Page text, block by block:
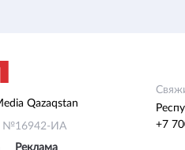
Qazaqstan
№16942-ИА
Реклама
+7